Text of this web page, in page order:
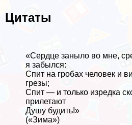
Цитаты
«Сердце заныло во мне,
я забылся:
Спит на гробах человек и
грезы;
Спит — и только изредка
прилетают
Душу будить!»
(«Зима»)